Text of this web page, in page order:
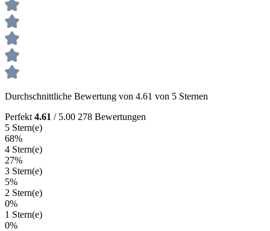
Durchschnittliche Bewertung von 4.61 von 5 Sternen
Perfekt 4.61 / 5.00 278 Bewertungen
5 Stern(e)
68%
4 Stern(e)
27%
3 Stern(e)
5%
2 Stern(e)
0%
1 Stern(e)
0%